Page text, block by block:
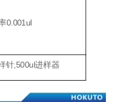
0.001ul
针,500ul进样器